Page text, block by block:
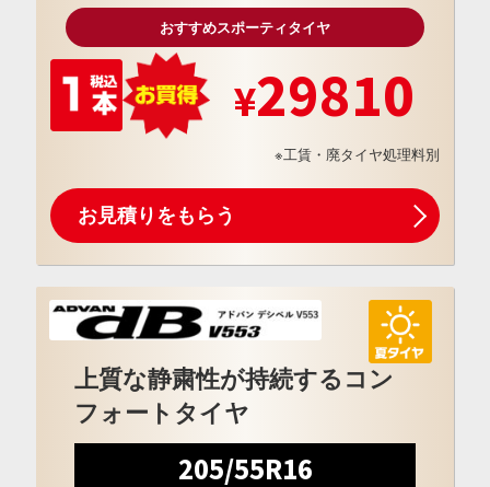
おすすめスポーティタイヤ
29810
※工賃・廃タイヤ処理料別
お見積りをもらう
上質な静粛性が持続するコン
フォートタイヤ
205/55R16